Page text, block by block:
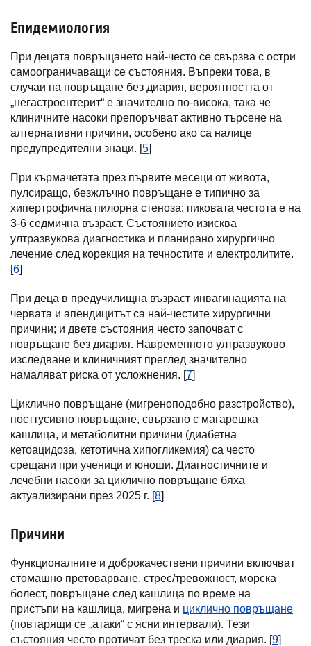
Епидемиология
При децата повръщането най-често се свързва с остри
самоограничаващи се състояния. Въпреки това, в
случаи на повръщане без диария, вероятността от
„негастроентерит“ е значително по-висока, така че
клиничните насоки препоръчват активно търсене на
алтернативни причини, особено ако са налице
предупредителни знаци. [5]
При кърмачетата през първите месеци от живота,
пулсиращо, безжлъчно повръщане е типично за
хипертрофична пилорна стеноза; пиковата честота е на
3-6 седмична възраст. Състоянието изисква
ултразвукова диагностика и планирано хирургично
лечение след корекция на течностите и електролитите.
[6]
При деца в предучилищна възраст инвагинацията на
червата и апендицитът са най-честите хирургични
причини; и двете състояния често започват с
повръщане без диария. Навременното ултразвуково
изследване и клиничният преглед значително
намаляват риска от усложнения. [7]
Циклично повръщане (мигреноподобно разстройство),
посттусивно повръщане, свързано с магарешка
кашлица, и метаболитни причини (диабетна
кетоацидоза, кетотична хипогликемия) са често
срещани при ученици и юноши. Диагностичните и
лечебни насоки за циклично повръщане бяха
актуализирани през 2025 г. [8]
Причини
Функционалните и доброкачествени причини включват
стомашно претоварване, стрес/тревожност, морска
болест, повръщане след кашлица по време на
пристъпи на кашлица, мигрена и циклично повръщане
(повтарящи се „атаки“ с ясни интервали). Тези
състояния често протичат без треска или диария. [9]